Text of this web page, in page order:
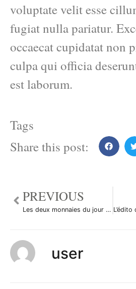
voluptate velit esse
fugiat nulla pariatur.
occaecat cupidatat non
culpa qui officia
est laborum.
Tags
Share this post:
PREVIOUS
Les deux monnaies du jour sur le Forex
user